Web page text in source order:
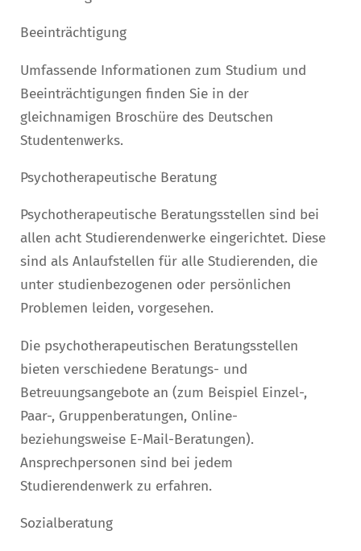
Beeinträchtigung
Umfassende Informationen zum Studium und
Beeinträchtigungen finden Sie in der
gleichnamigen Broschüre des Deutschen
Studentenwerks.
Psychotherapeutische Beratung
Psychotherapeutische Beratungsstellen sind bei
allen acht Studierendenwerke eingerichtet. Diese
sind als Anlaufstellen für alle Studierenden, die
unter studienbezogenen oder persönlichen
Problemen leiden, vorgesehen.
Die psychotherapeutischen Beratungsstellen
bieten verschiedene Beratungs- und
Betreuungsangebote an (zum Beispiel Einzel-,
Paar-, Gruppenberatungen, Online-
beziehungsweise E-Mail-Beratungen).
Ansprechpersonen sind bei jedem
Studierendenwerk zu erfahren.
Sozialberatung